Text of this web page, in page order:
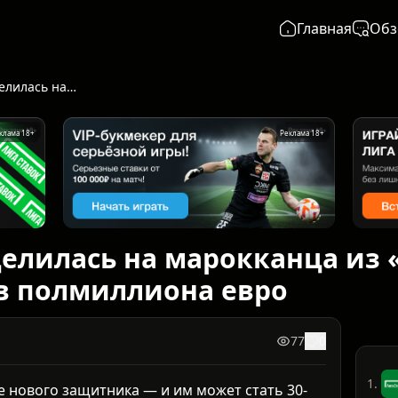
Главная
«Балтика» прицелилась на марокканца из «Оренбурга»: Муфи оценили в полмиллиона евро
18+ Реклама 18+
на марокканца из
евро
77
нового защитника — и им может стать 30- 1.